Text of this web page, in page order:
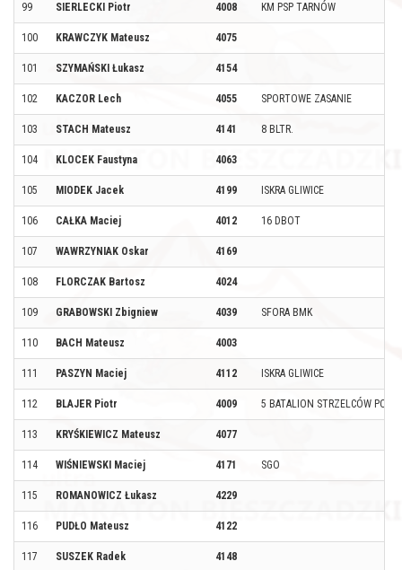
99 SIERLECKI Piotr 4008 KM PSP TARNÓW
100 KRAWCZYK Mateusz 4075
101 SZYMAŃSKI Łukasz 4154
102 KACZOR Lech 4055 SPORTOWE ZASANIE
103 STACH Mateusz 4141 8 BLTR.
104 KLOCEK Faustyna 4063
105 MIODEK Jacek 4199 ISKRA GLIWICE
106 CAŁKA Maciej 4012 16 DBOT
107 WAWRZYNIAK Oskar 4169
108 FLORCZAK Bartosz 4024
109 GRABOWSKI Zbigniew 4039 SFORA BMK
110 BACH Mateusz 4003
111 PASZYN Maciej 4112 ISKRA GLIWICE
112 BLAJER Piotr 4009 5 BATALION STRZELCÓW
113 KRYŚKIEWICZ Mateusz 4077
114 WIŚNIEWSKI Maciej 4171 SGO
115 ROMANOWICZ Łukasz 4229
116 PUDŁO Mateusz 4122
117 SUSZEK Radek 4148